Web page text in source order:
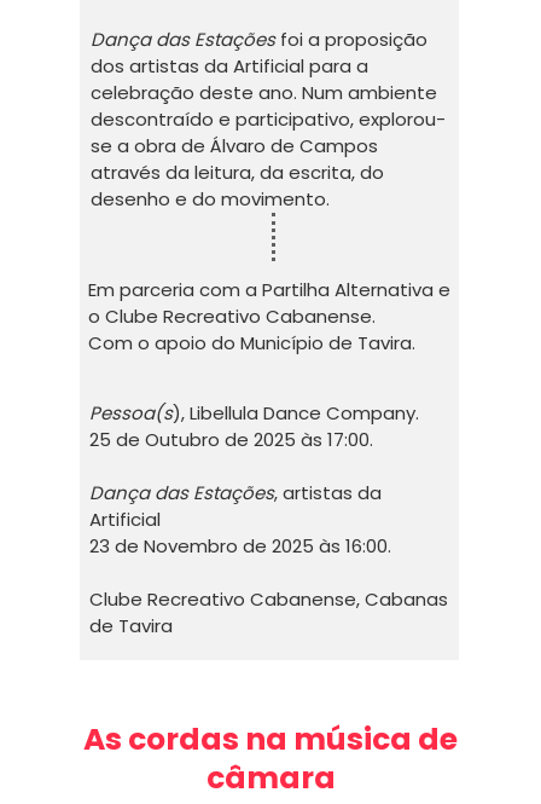
Pessoa(s), Libellula Dance Company.
25 de Outubro de 2025 às 17:00.
Dança das Estações, artistas da
Artificial
23 de Novembro de 2025 às 16:00.
Clube Recreativo Cabanense, Cabanas
de Tavira
Dança das Estaçõesfoi a proposição
dos artistas da Artificial para a
celebração deste ano. Num ambiente
descontraído e participativo, explorou-
se a obra de Álvaro de Campos
através da leitura, da escrita, do
desenho e do movimento.
Em parceria com a Partilha Alternativa e
o Clube Recreativo Cabanense.
Com o apoio do Município de Tavira.
As cordas na música de
câmara